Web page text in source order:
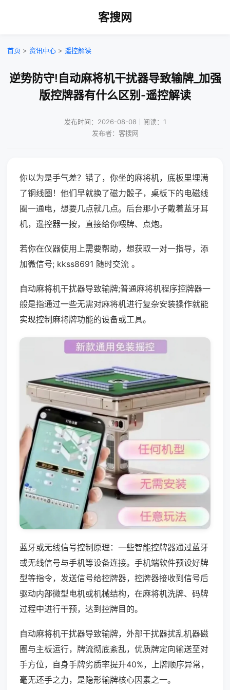
客搜网
首页 > 资讯中心 > 遥控解读
逆势防守!自动麻将机干扰器导致输牌_加强
版控牌器有什么区别-遥控解读
发布时间：2026-08-08｜阅读：1
发布者：客搜网
你以为是手气差？错了，你坐的麻将机，底板里埋满
了铜线圈！他们早就换了磁力骰子，桌板下的电磁线
圈一通电，想要几点就几点。后台那小子戴着蓝牙耳
机，遥控器一按，直接给你喂牌、点炮。
若你在仪器使用上需要帮助，想获取一对一指导，添
加微信号; kkss8691 随时交流 。
自动麻将机干扰器导致输牌;普通麻将机程序控牌器一
般是指通过一些无需对麻将机进行复杂安装操作就能
实现控制麻将牌功能的设备或工具。
蓝牙或无线信号控制原理：一些智能控牌器通过蓝牙
或无线信号与手机等设备连接。手机端软件预设好牌
型等指令，发送信号给控牌器，控牌器接收到信号后
驱动内部微型电机或机械结构，在麻将机洗牌、码牌
过程中进行干预，达到控牌目的。
自动麻将机干扰器导致输牌，外部干扰器扰乱机器磁
圈与主板运行，牌流彻底紊乱，优质牌定向输送至对
手方位，自身手牌劣质率提升40%，上牌顺序异常，
毫无还手之力，是隐形输牌核心因素之一。